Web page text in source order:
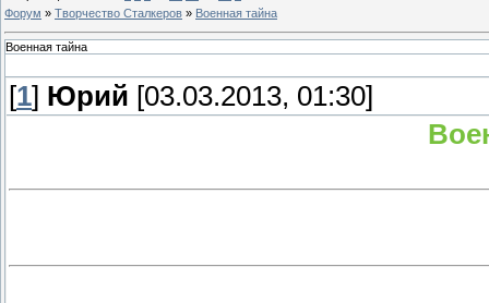
Форум » Творчество Сталкеров » Военная тайна
Военная тайна
[1] Юрий [03.03.2013, 01:30]